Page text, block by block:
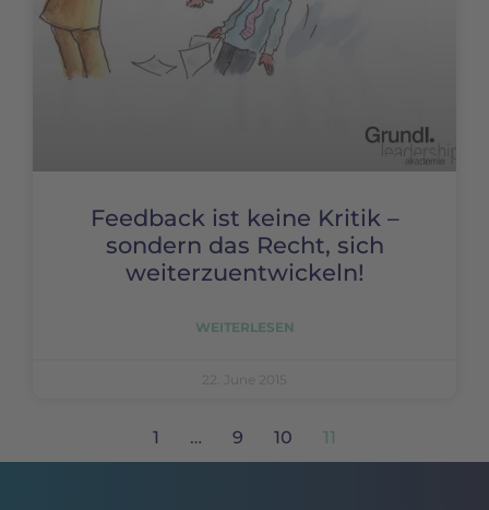
Feedback ist keine Kritik –
sondern das Recht, sich
weiterzuentwickeln!
WEITERLESEN
22. June 2015
1 … 9 10 11